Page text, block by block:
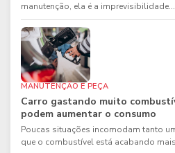
manutenção, ela é a imprevisibilidade...
MANUTENÇÃO E PEÇA
Carro gastando muito
podem aumentar o consumo
Poucas situações incomodam tanto
que o combustível está acabando